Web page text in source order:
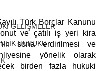
GELİŞMELER
HUKUKU
ve çatılı iş yeri kira
sona erdirilmesi ve
yönelik olarak
birden fazla hukuki